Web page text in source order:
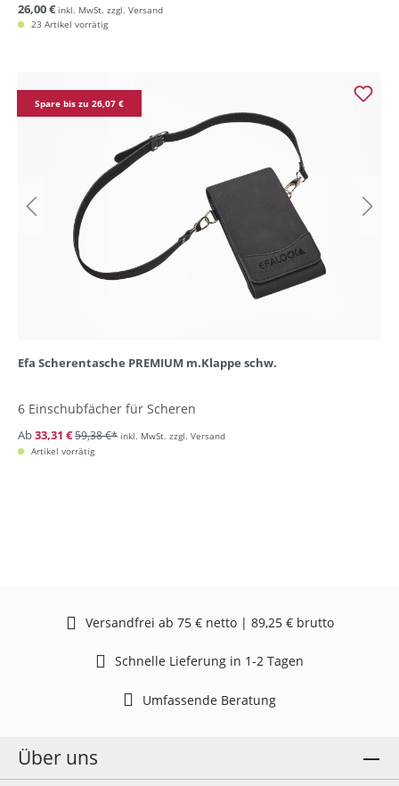
26,00 € inkl. MwSt. zzgl. Versand
23 Artikel vorrätig
Spare bis zu 26,07 €
Efa Scherentasche PREMIUM m.Klappe schw.
6 Einschubfächer für Scheren
Ab33,31 €59,38 €* inkl. MwSt. zzgl. Versand
Artikel vorrätig
Versandfrei ab 75 € netto | 89,25 € brutto
Schnelle Lieferung in 1-2 Tagen
Umfassende Beratung
Über uns